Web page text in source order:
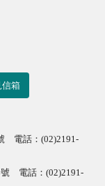
信箱
電話：(02)2191-
號 電話：(02)2191-